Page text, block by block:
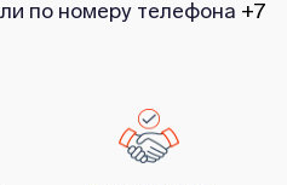
по номеру телефона +7